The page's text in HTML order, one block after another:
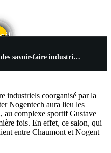
Nogentech : Le Salon des savoir-faire industriels approche…
industriels coorganisé par la
Nogentech aura lieu les
au complexe sportif Gustave
fois. En effet, ce salon, qui
entre Chaumont et Nogent